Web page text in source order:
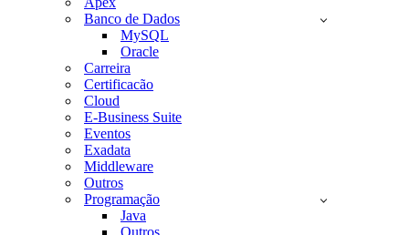
Banco de Dados
MySQL
Oracle
Carreira
Certificacão
Cloud
E-Business Suite
Eventos
Exadata
Middleware
Outros
Programação
Java
Outros